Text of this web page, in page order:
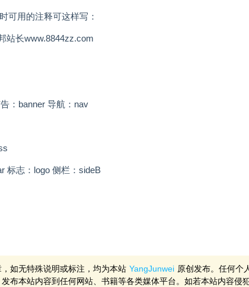
可用的注释可这样写：
站长www.8844zz.com
：banner 导航：nav
标志：logo 侧栏：sideB
如无特殊说明或标注，均为本站 YangJunwei 原创发布。任何个
布本站内容到任何网站、书籍等各类媒体平台。如若本站内容侵